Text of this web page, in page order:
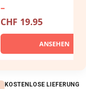
–
CHF 19.95
ANSEHEN
KOSTENLOSE LIEFERUNG